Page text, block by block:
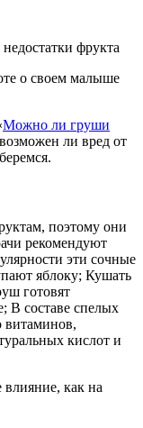
фрукта
о своем малыше
Можно ли груши
ли вред от
поэтому они
рекомендуют
эти сочные
яблоку; Кушать
готовят
В составе спелых
витаминов,
кислот и
влияние, как на